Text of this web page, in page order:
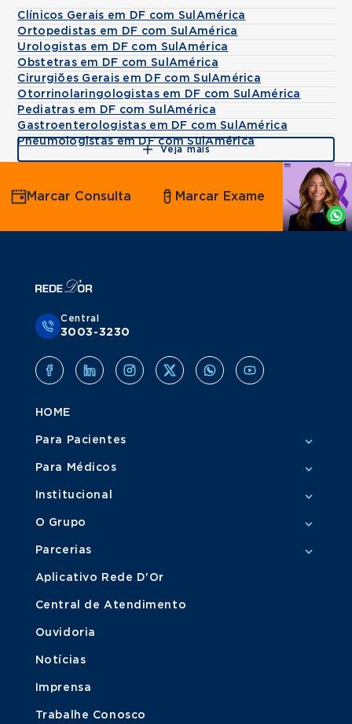
Clínicos Gerais em DF com SulAmérica
Ortopedistas em DF com SulAmérica
Urologistas em DF com SulAmérica
Obstetras em DF com SulAmérica
Cirurgiões Gerais em DF com SulAmérica
Otorrinolaringologistas em DF com SulAmérica
Pediatras em DF com SulAmérica
Gastroenterologistas em DF com SulAmérica
Pneumologistas em DF com SulAmérica
Veja mais
Agende
por
Whatsapp
Marcar Consulta Marcar Exame
Central
3003-3230
HOME
Para Pacientes
Para Médicos
Institucional
O Grupo
Parcerias
Aplicativo Rede D'Or
Central de Atendimento
Ouvidoria
Notícias
Imprensa
Trabalhe Conosco